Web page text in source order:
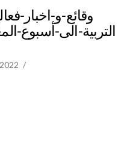
التربية-الى-أسبوع-